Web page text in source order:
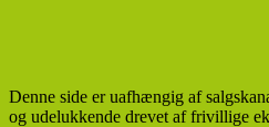
Denne side er uafhængig af
og udelukkende drevet af frivillige